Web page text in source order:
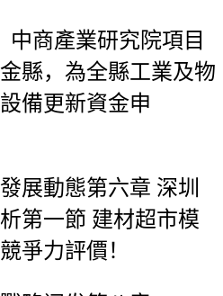
商產業研究院項目
縣，為全縣工業及物
備更新資金申
動態第六章 深圳
第一節 建材超市模
爭力評價！